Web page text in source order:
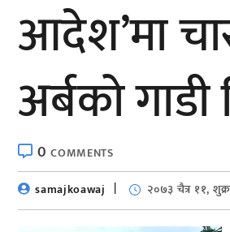
आदेश’मा
अर्बको
0COMMENTS
samajkoawaj
२०७३ चैत्र ११,